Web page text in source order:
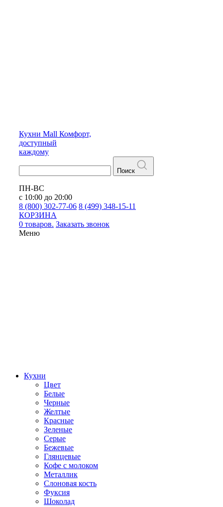
Кухни Mall Комфорт,
доступный
каждому
Поиск
ПН-ВС
с 10:00 до 20:00
8 (800) 302-77-06 8 (499) 348-15-11
КОРЗИНА
0 товаров. Заказать звонок
Меню
Кухни
Цвет
Белые
Черные
Желтые
Красные
Зеленые
Серые
Бежевые
Глянцевые
Кофе с молоком
Металлик
Слоновая кость
Фуксия
Шоколад